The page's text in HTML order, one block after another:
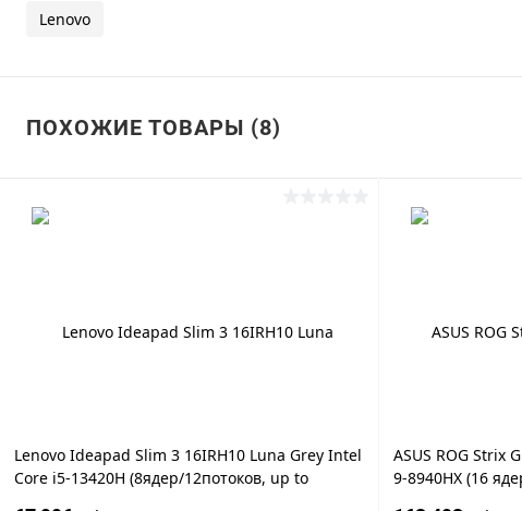
Lenovo
ПОХОЖИЕ ТОВАРЫ (8)
Lenovo Ideapad Slim 3 16IRH10 Luna Grey Intel
Core i5-13420H (8ядер/12потоков, up to
ASUS ROG Strix
9-8940HX (16